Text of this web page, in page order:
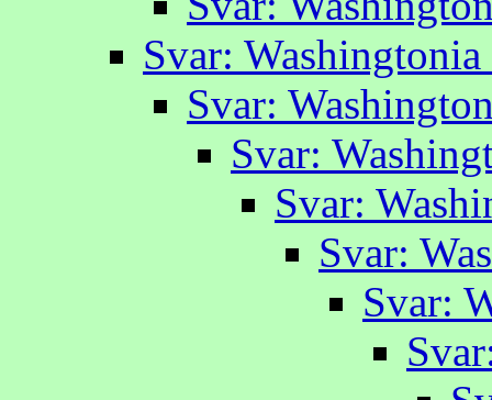
Svar: Washingtonia
Svar:
Svar:
Svar:
Svar:
Svar: